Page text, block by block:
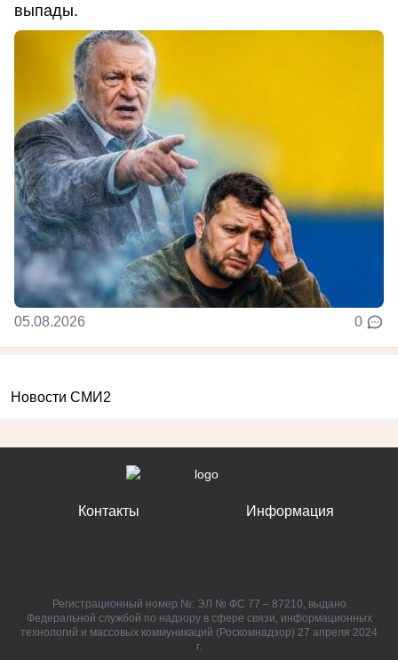
выпады.
05.08.2026 0
Новости СМИ2
Контакты Информация
Регистрационный номер №: ЭЛ № ФС 77 – 87210, выдано
Федеральной службой по надзору в сфере связи, информационных
технологий и массовых коммуникаций (Роскомнадзор) 27 апреля 2024
г.